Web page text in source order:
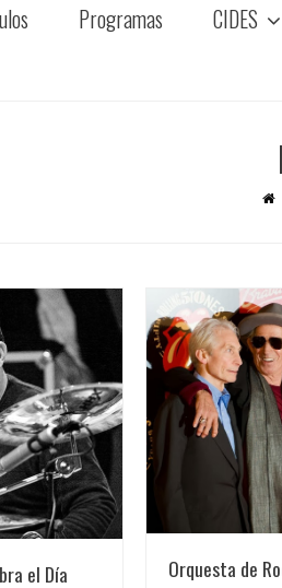
Programas CIDES
el Día
Orquesta de